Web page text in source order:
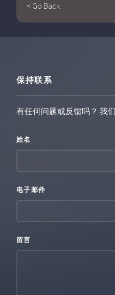
< Go Back
保持联系
有任何问题或反馈吗？ 我
姓名
电子邮件
留言